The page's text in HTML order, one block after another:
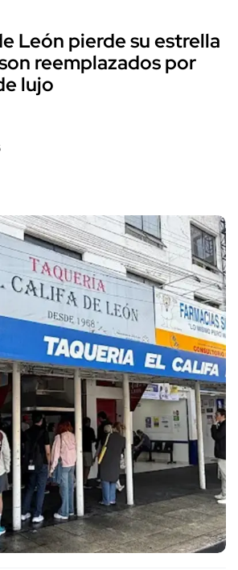
León pierde su estrella
reemplazados por
lujo